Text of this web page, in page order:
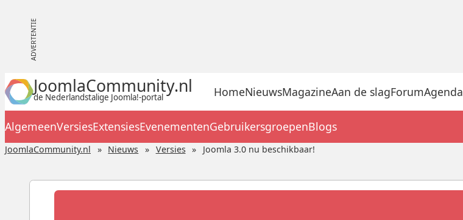
JoomlaCommunity.nl
de Nederlandstalige Joomla!-portal HomeNieuwsMagazineAan de slagForumAgenda
AlgemeenVersiesExtensiesEvenementenGebruikersgroepenBlogs
JoomlaCommunity.nl Nieuws Versies Joomla 3.0 nu beschikbaar!